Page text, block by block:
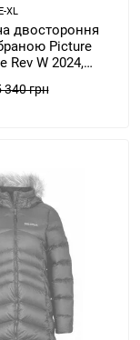
XL
двостороння
Picture
Rev W 2024,
340 грн